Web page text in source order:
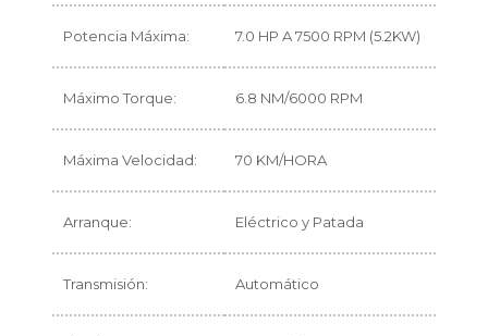
Potencia Máxima: 7.0 HP A 7500 RPM (5.2KW)
Máximo Torque: 6.8 NM/6000 RPM
Máxima Velocidad: 70 KM/HORA
Arranque: Eléctrico y Patada
Transmisión: Automático